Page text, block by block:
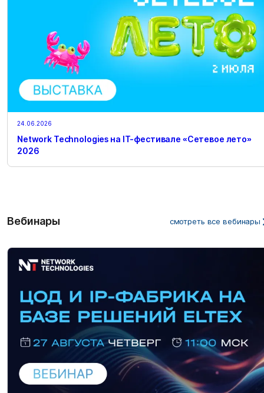
24.06.2026
Network Technologies на IT-фестивале «Сетевое лето»
2026
Вебинары смотреть все вебинары